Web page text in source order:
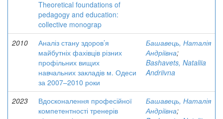
Theoretical foundations of
pedagogy and education:
collective monograp
2010
Аналіз стану здоров’я
майбутніх фахівців різних
профільних вищих
навчальних закладів м. Одеси
за 2007–2010 роки
Башавець, Наталія
Андріївна;
Bashavets, Nataliia
Andriivna
2023
Вдосконалення професійної
компетентності тренерів
Башавець, Наталія
Андріївна;